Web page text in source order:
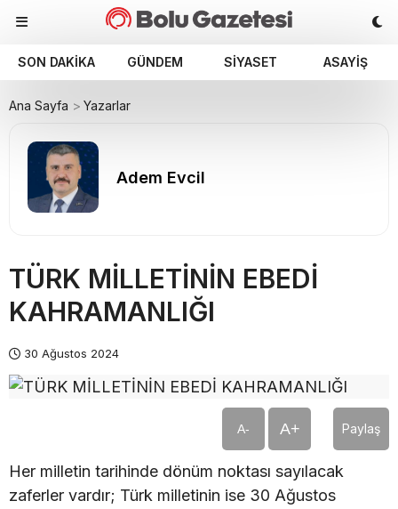
SON DAKIKA GÜNDEM SIYASET ASAYIŞ
Ana Sayfa Yazarlar
Adem Evcil
TÜRK MİLLETİNİN EBEDİ
KAHRAMANLIĞI
30 Ağustos 2024
A- A+ Paylaş
Her milletin tarihinde dönüm noktası sayılacak
zaferler vardır; Türk milletinin ise 30 Ağustos